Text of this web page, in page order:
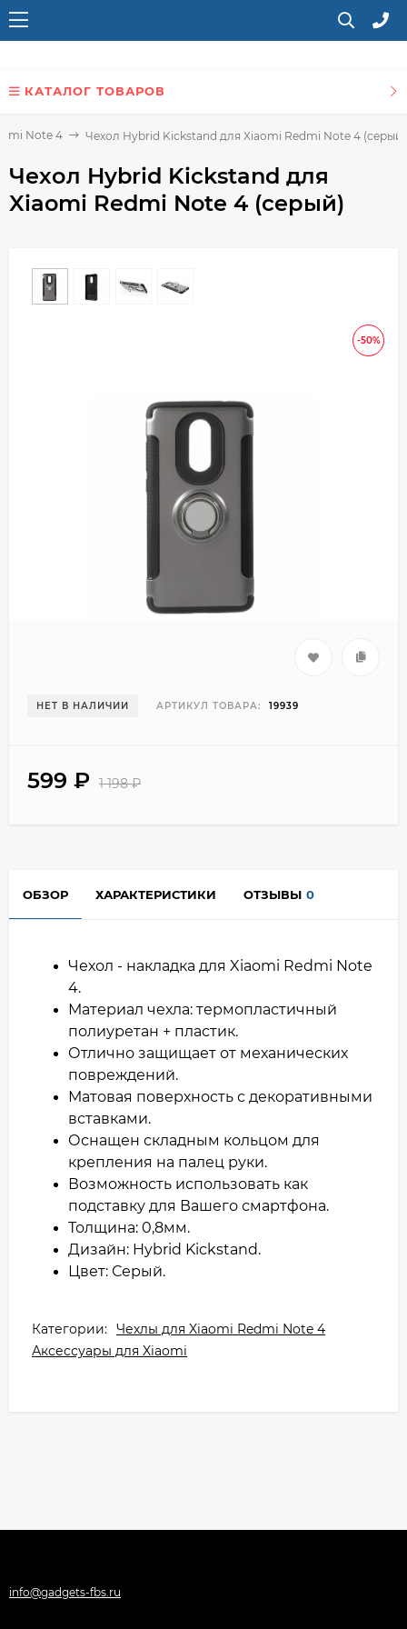
КАТАЛОГ ТОВАРОВ
Note 4 Чехол Hybrid Kickstand для Xiaomi Redmi Note 4 (серый)
Чехол Hybrid Kickstand для
Xiaomi Redmi Note 4 (серый)
-50%
НЕТ В НАЛИЧИИ АРТИКУЛ ТОВАРА: 19939
599 ₽ 1 198₽
ОБЗОР ХАРАКТЕРИСТИКИ ОТЗЫВЫ 0
Чехол - накладка для Xiaomi Redmi Note
4.
Материал чехла: термопластичный
полиуретан + пластик.
Отлично защищает от механических
повреждений.
Матовая поверхность с декоративными
вставками.
Оснащен складным кольцом для
крепления на палец руки.
Возможность использовать как
подставку для Вашего смартфона.
Толщина: 0,8мм.
Дизайн: Hybrid Kickstand.
Цвет: Серый.
Категории: Чехлы для Xiaomi Redmi Note 4
Аксессуары для Xiaomi
info@gadgets-fbs.ru